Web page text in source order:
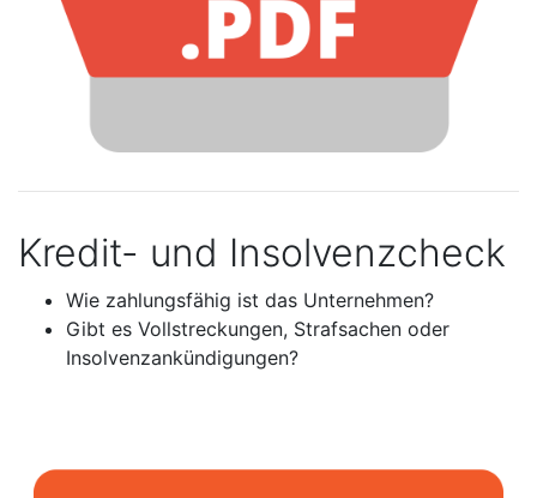
Kredit- und Insolvenzcheck
Wie zahlungsfähig ist das Unternehmen?
Gibt es Vollstreckungen, Strafsachen oder
Insolvenzankündigungen?